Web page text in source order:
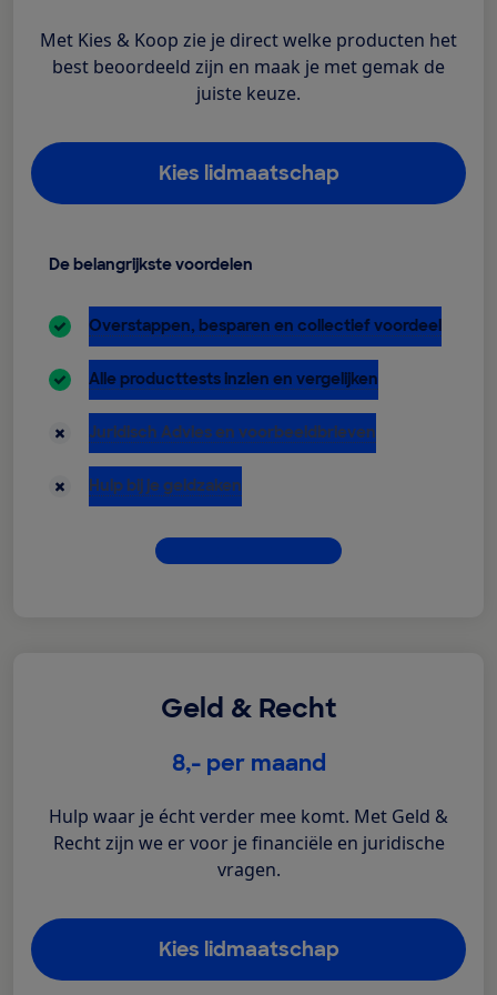
Met Kies & Koop zie je direct welke producten het
best beoordeeld zijn en maak je met gemak de
juiste keuze.
Kies lidmaatschap
De belangrijkste voordelen
inbegrepen:
Overstappen, besparen en collectief voordeel
inbegrepen:
Alle producttests inzien en vergelijken
niet inbegrepen:
Juridisch Advies en voorbeeldbrieven
niet inbegrepen:
Hulp bij je geldzaken
Dit krijg je allemaal
Geld & Recht
€
8,- per maand
Hulp waar je écht verder mee komt. Met Geld &
Recht zijn we er voor je financiële en juridische
vragen.
Kies lidmaatschap